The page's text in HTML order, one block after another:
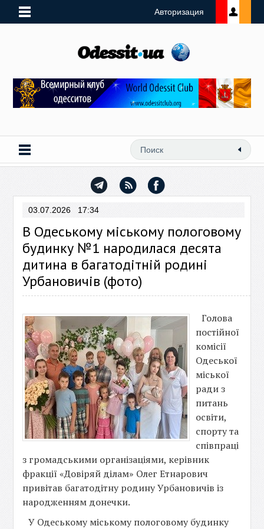
Авторизация
03.07.2026 17:34
В Одеському міському пологовому
будинку №1 народилася десята
дитина в багатодітній родині
Урбановичів (фото)
Голова
постійної
комісії
Одеської
міської
ради з
питань
освіти,
спорту та
співпраці
з громадськими організаціями, керівник
фракції «Довіряй ділам» Олег Етнарович
привітав багатодітну родину Урбановичів із
народженням донечки.
У Одеському міському пологовому будинку